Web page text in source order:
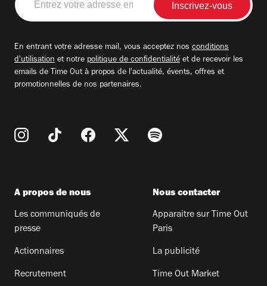
votre
adresse
En entrant votre adresse mail, vous acceptez nos conditions
d'utilisation et notre politique de confidentialité et de recevoir les
emails de Time Out à propos de l'actualité, évents, offres et
promotionnelles de nos partenaires.
A propos de nous
Les communiqués de
presse
Actionnaires
Recrutement
Nous contacter
Apparaitre sur Time Out
Paris
La publicité
Time Out Market